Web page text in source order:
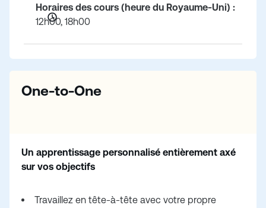
Horaires des cours (heure du Royaume-Uni) :
12h00, 18h00
One-to-One
Un apprentissage personnalisé entièrement axé
sur vos objectifs
Travaillez en tête-à-tête avec votre propre